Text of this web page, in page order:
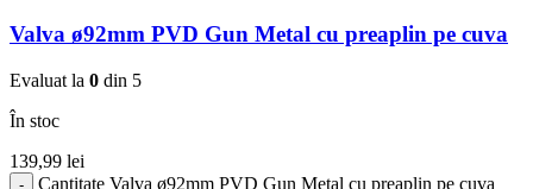
Valva ø92mm PVD Gun Metal cu preaplin pe cuva
Evaluat la 0 din 5
În stoc
139,99 lei
Cantitate Valva ø92mm PVD Gun Metal cu preaplin pe cuva